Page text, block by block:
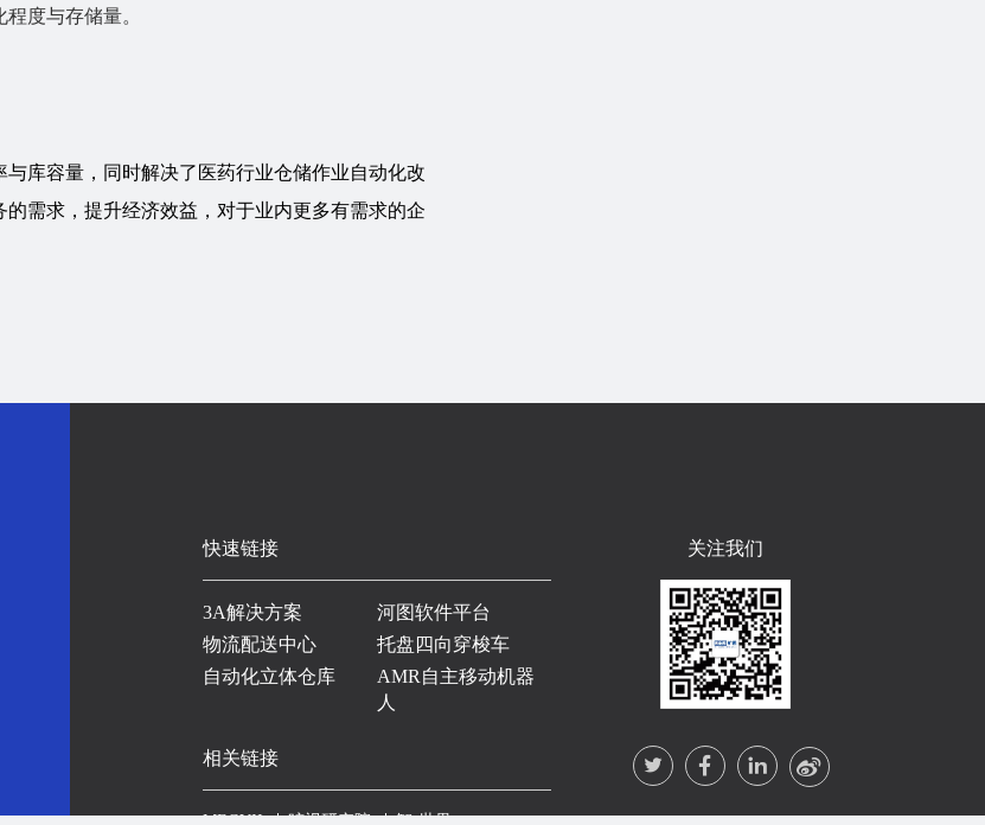
度与存储量。
库容量，同时解决了医药行业仓储作业自动化改
需求，提升经济效益，对于业内更多有需求的企
快速链接
3A解决方案
物流配送中心
自动化立体仓库
河图软件平台
托盘四向穿梭车
AMR自主移动机器
人
关注我们
相关链接
MEGVII 旷视研究院 智·世界